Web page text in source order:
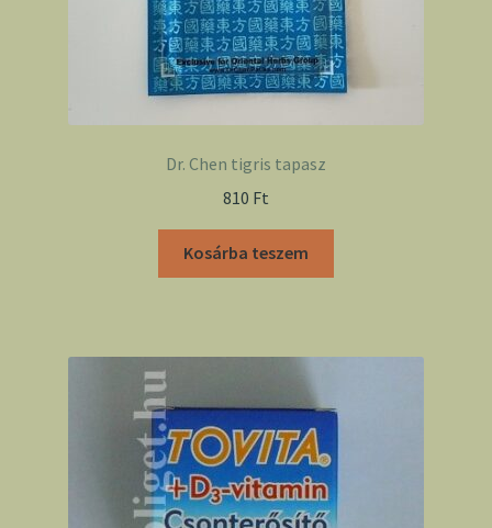
Dr. Chen tigris tapasz
810 Ft
Kosárba teszem